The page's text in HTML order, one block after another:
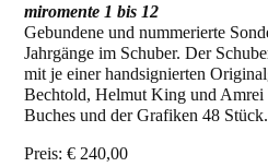
miromente 1 bis 12
Gebundene und nummerierte
Jahrgänge im Schuber. Der
mit je einer handsignierten
Bechtold, Helmut King und Amrei
Buches und der Grafiken 48 Stück.
Preis: € 240,00